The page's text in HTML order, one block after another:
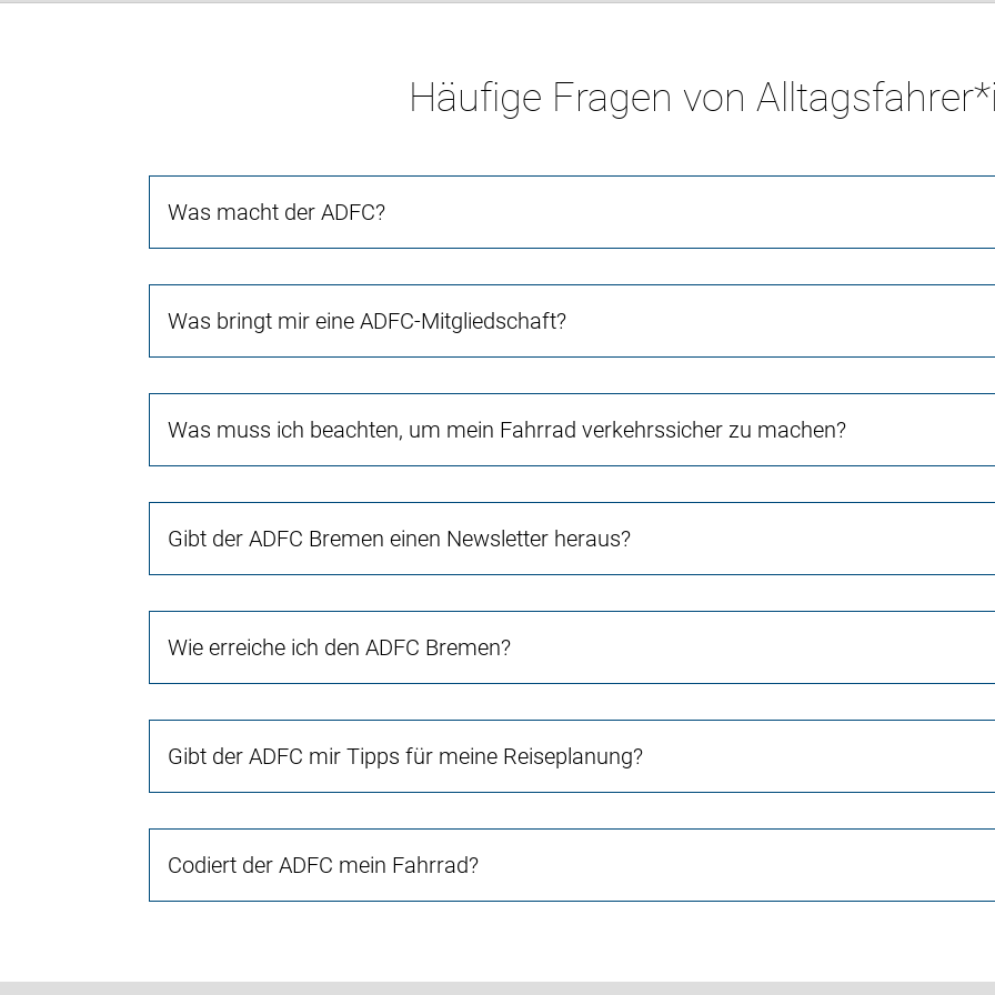
Häufige Fragen von
Was macht der ADFC?
Was bringt mir eine ADFC-Mitgliedschaft?
Was muss ich beachten, um mein Fahrrad verkehrssicher zu machen?
Gibt der ADFC Bremen einen Newsletter heraus?
Wie erreiche ich den ADFC Bremen?
Gibt der ADFC mir Tipps für meine Reiseplanung?
Codiert der ADFC mein Fahrrad?